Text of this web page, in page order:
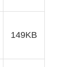
149KB